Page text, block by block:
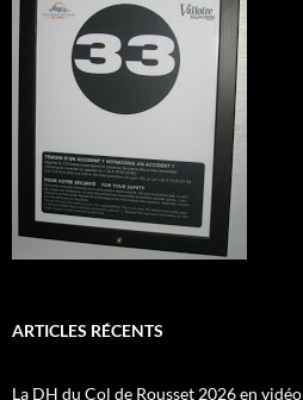
ARTICLES RÉCENTS
La DH du Col de Rousset 2026 en vidéo